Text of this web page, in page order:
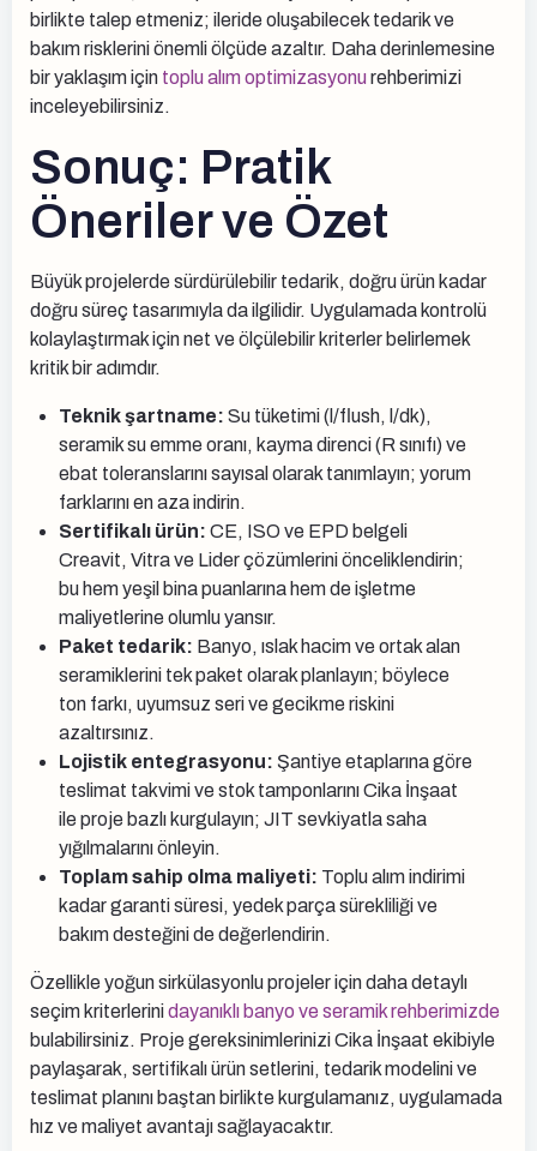
birlikte talep etmeniz; ileride oluşabilecek tedarik ve
bakım risklerini önemli ölçüde azaltır. Daha derinlemesine
bir yaklaşım için toplu alım optimizasyonurehberimizi
inceleyebilirsiniz.
Sonuç: Pratik
Öneriler ve Özet
Büyük projelerde sürdürülebilir tedarik, doğru ürün kadar
doğru süreç tasarımıyla da ilgilidir. Uygulamada kontrolü
kolaylaştırmak için net ve ölçülebilir kriterler belirlemek
kritik bir adımdır.
Teknik şartname: Su tüketimi (l/flush, l/dk),
seramik su emme oranı, kayma direnci (R sınıfı) ve
ebat toleranslarını sayısal olarak tanımlayın; yorum
farklarını en aza indirin.
Sertifikalı ürün: CE, ISO ve EPD belgeli
Creavit, Vitra ve Lider çözümlerini önceliklendirin;
bu hem yeşil bina puanlarına hem de işletme
maliyetlerine olumlu yansır.
Paket tedarik: Banyo, ıslak hacim ve ortak alan
seramiklerini tek paket olarak planlayın; böylece
ton farkı, uyumsuz seri ve gecikme riskini
azaltırsınız.
Lojistik entegrasyonu: Şantiye etaplarına göre
teslimat takvimi ve stok tamponlarını Cika İnşaat
ile proje bazlı kurgulayın; JIT sevkiyatla saha
yığılmalarını önleyin.
Toplam sahip olma maliyeti: Toplu alım indirimi
kadar garanti süresi, yedek parça sürekliliği ve
bakım desteğini de değerlendirin.
Özellikle yoğun sirkülasyonlu projeler için daha detaylı
seçim kriterlerinidayanıklı banyo ve seramik rehberimizde
bulabilirsiniz. Proje gereksinimlerinizi Cika İnşaat ekibiyle
paylaşarak, sertifikalı ürün setlerini, tedarik modelini ve
teslimat planını baştan birlikte kurgulamanız, uygulamada
hız ve maliyet avantajı sağlayacaktır.